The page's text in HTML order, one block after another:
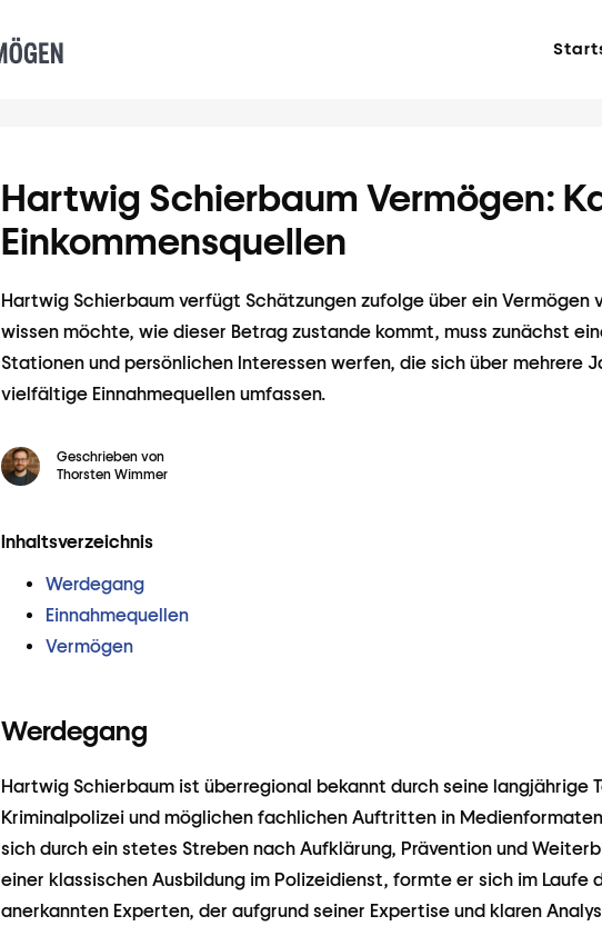
Hartwig Schierbaum Vermögen:
Einkommensquellen
Hartwig Schierbaum verfügt Schätzungen zufolge über ein Vermögen
wissen möchte, wie dieser Betrag zustande kommt, muss zunächst
Stationen und persönlichen Interessen werfen, die sich über mehrere
vielfältige Einnahmequellen umfassen.
Geschrieben von
Thorsten Wimmer
Inhaltsverzeichnis
Werdegang
Einnahmequellen
Vermögen
Werdegang
Hartwig Schierbaum ist überregional bekannt durch seine langjährige
Kriminalpolizei und möglichen fachlichen Auftritten in
sich durch ein stetes Streben nach Aufklärung, Prävention und
einer klassischen Ausbildung im Polizeidienst, formte er sich im Laufe
anerkannten Experten, der aufgrund seiner Expertise und klaren